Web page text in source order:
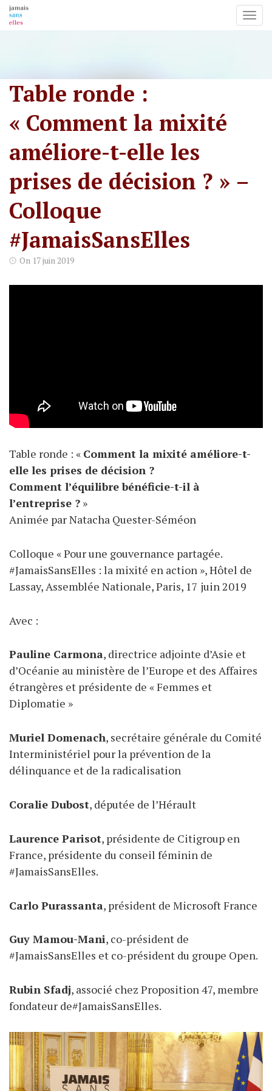
Table ronde :
« Comment la mixité
améliore-t-elle les
prises de décision ? » –
Colloque
#JamaisSansElles
On 17 juin 2019
Table ronde : « Comment la mixité améliore-t-
elle les prises de décision ?
Comment l’équilibre bénéficie-t-il à
l’entreprise ? »
Animée par Natacha Quester-Séméon
Colloque « Pour une gouvernance partagée.
#JamaisSansElles : la mixité en action », Hôtel de
Lassay, Assemblée Nationale, Paris, 17 juin 2019
Avec :
Pauline Carmona, directrice adjointe d’Asie et
d’Océanie au ministère de l’Europe et des Affaires
étrangères et présidente de « Femmes et
Diplomatie »
Muriel Domenach, secrétaire générale du Comité
Interministériel pour la prévention de la
délinquance et de la radicalisation
Coralie Dubost, députée de l’Hérault
Laurence Parisot, présidente de Citigroup en
France, présidente du conseil féminin de
#JamaisSansElles.
Carlo Purassanta, président de Microsoft France
Guy Mamou-Mani, co-président de
#JamaisSansElles et co-président du groupe Open.
Rubin Sfadj, associé chez Proposition 47, membre
fondateur de#JamaisSansElles.